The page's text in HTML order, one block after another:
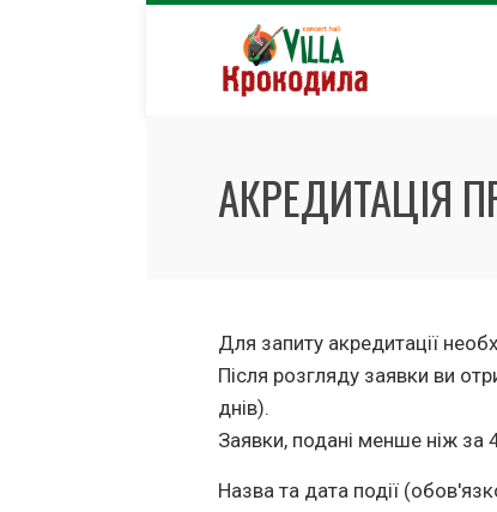
АКРЕДИТАЦІЯ
Для запиту акредитації
Після розгляду заявки ви
днів).
Заявки, подані менше ніж за
Назва та дата події